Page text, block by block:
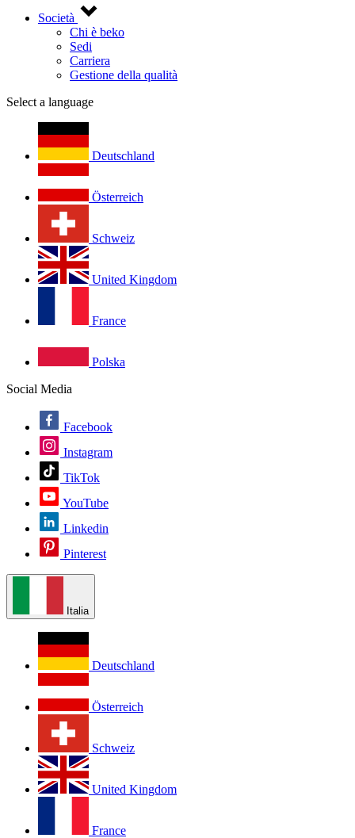
Società
Chi è beko
Sedi
Carriera
Gestione della qualità
Select a language
Deutschland
Österreich
Schweiz
United Kingdom
France
Polska
Social Media
Facebook
Instagram
TikTok
YouTube
Linkedin
Pinterest
Italia
Deutschland
Österreich
Schweiz
United Kingdom
France